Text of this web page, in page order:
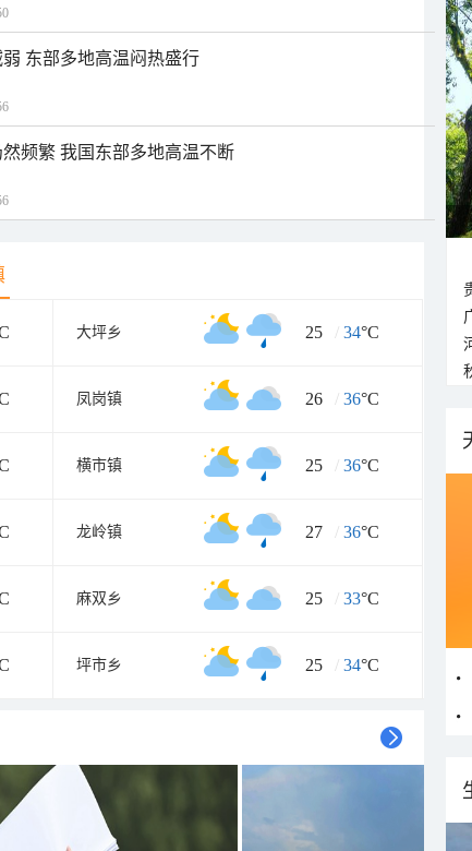
东部多地高温闷热盛行
频繁 我国东部多地高温不断
大坪乡 25 / 34°C
凤岗镇 26 / 36°C
横市镇 25 / 36°C
龙岭镇 27 / 36°C
麻双乡 25 / 33°C
坪市乡 25 / 34°C